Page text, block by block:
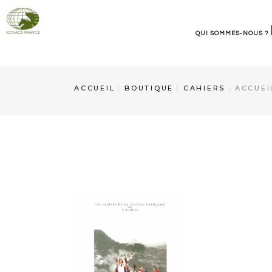
QUI SOMMES-NOUS ?
ICOMOS France
ACCUEIL BOUTIQUE CAHIERS